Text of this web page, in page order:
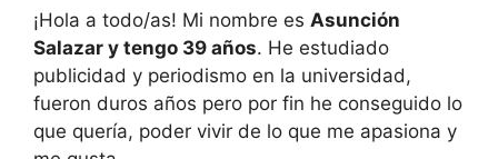
¡Hola a todo/as! Mi nombre es Asunción
Salazar y tengo 39 años. He estudiado
publicidad y periodismo en la universidad,
fueron duros años pero por fin he conseguido lo
que quería, poder vivir de lo que me apasiona y